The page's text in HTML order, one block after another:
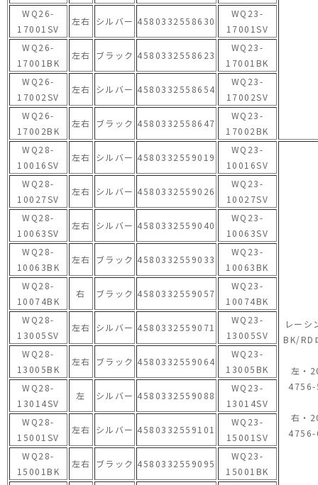
WQ26-
17001SV
左右 シルバー 4580332558630
WQ23-
17001SV
WQ26-
17001BK
左右 ブラック 4580332558623
WQ23-
17001BK
WQ26-
17002SV
左右 シルバー 4580332558654
WQ23-
17002SV
WQ26-
17002BK
左右 ブラック 4580332558647
WQ23-
17002BK
WQ28-
10016SV
左右 シルバー 4580332559019
WQ23-
10016SV
レーシ
BK/RD
左・
右・
WQ28-
10027SV
左右 シルバー 4580332559026
WQ23-
10027SV
WQ28-
10063SV
左右 シルバー 4580332559040
WQ23-
10063SV
WQ28-
10063BK
左右 ブラック 4580332559033
WQ23-
10063BK
WQ28-
10074BK
右 ブラック 4580332559057
WQ23-
10074BK
WQ28-
13005SV
左右 シルバー 4580332559071
WQ23-
13005SV
WQ28-
13005BK
左右 ブラック 4580332559064
WQ23-
13005BK
WQ28-
13014SV
左 シルバー 4580332559088
WQ23-
13014SV
WQ28-
15001SV
左右 シルバー 4580332559101
WQ23-
15001SV
WQ28-
15001BK
左右 ブラック 4580332559095
WQ23-
15001BK